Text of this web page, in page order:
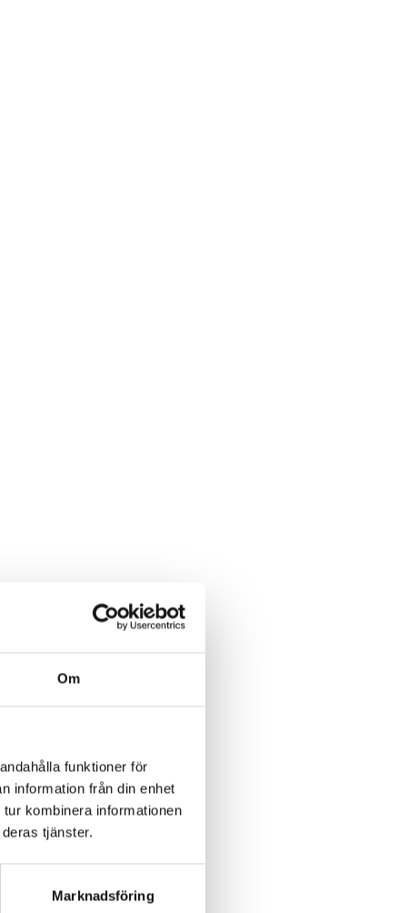
Om
funktioner för
information från din enhet
kombinera informationen
tjänster.
Marknadsföring